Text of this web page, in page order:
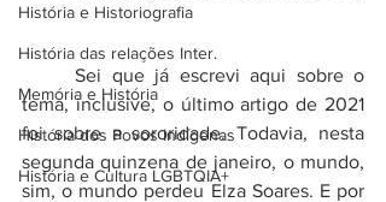
História e Historiografia
História das relações Inter.
Memória e História
História dos Povos Indígenas
História e Cultura LGBTQIA+
	Sei que já escrevi aqui sobre o
tema, inclusive, o último artigo de 2021
foi sobre a sororidade. Todavia, nesta
segunda quinzena de janeiro, o mundo,
sim, o mundo perdeu Elza Soares. E por